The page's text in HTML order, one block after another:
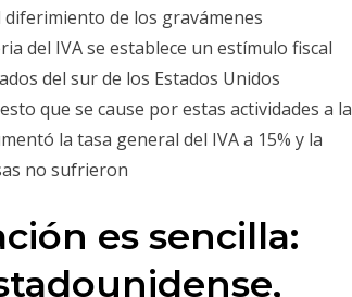
de los gravámenes
del IVA se establece un estímulo fiscal
del sur de los Estados Unidos
que se cause por estas actividades a la
la tasa general del IVA a 15% y la
no sufrieron
es sencilla: